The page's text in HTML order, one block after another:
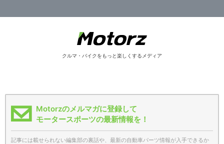
クルマ・バイクをもっと楽しくするメディア
Motorzのメルマガに登録して
モータースポーツの最新情報を！
記事には載せられない編集部の裏話や、最新の自動車パーツ情報が入手できるか